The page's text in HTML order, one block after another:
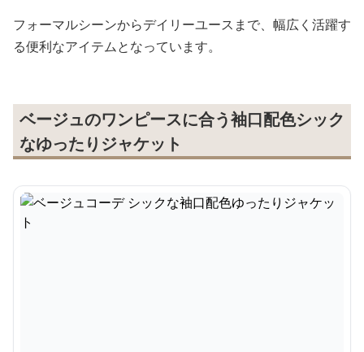
フォーマルシーンからデイリーユースまで、幅広く活躍す
る便利なアイテムとなっています。
ベージュのワンピースに合う袖口配色シック
なゆったりジャケット